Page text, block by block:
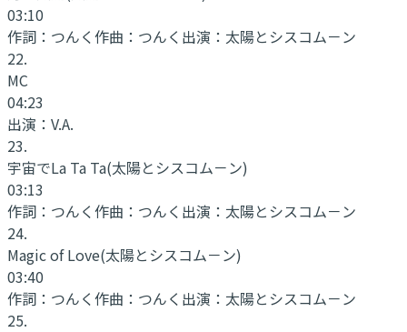
03:10
作詞： つんく作曲： つんく 出演： 太陽とシスコム－ン
22.
MC
04:23
出演： V.A.
23.
宇宙でLa Ta Ta(太陽とシスコム－ン)
03:13
作詞： つんく作曲： つんく 出演： 太陽とシスコム－ン
24.
Magic of Love(太陽とシスコム－ン)
03:40
作詞： つんく作曲： つんく 出演： 太陽とシスコム－ン
25.